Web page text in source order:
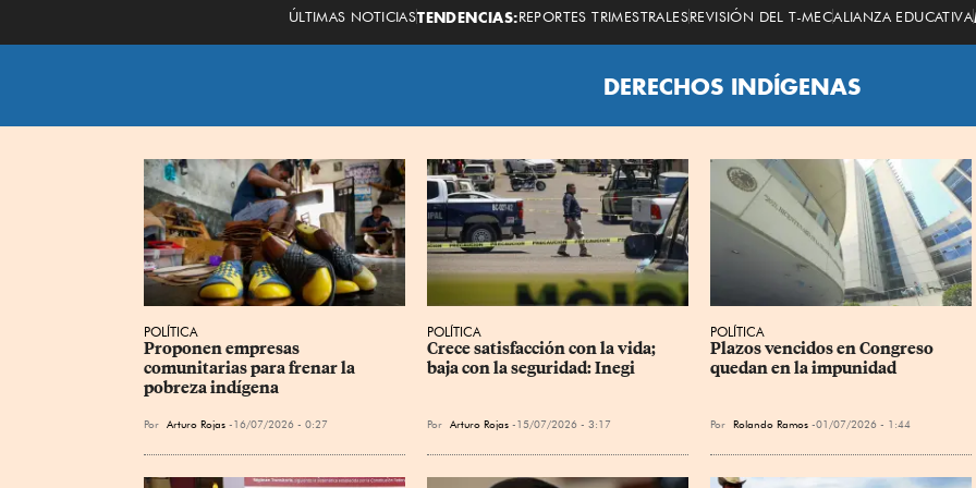
ÚLTIMAS NOTICIASTENDENCIAS:REPORTES TRIMESTRALESREVISIÓN DEL T-MECALIANZA EDUCATIVA
DERECHOS INDÍGENAS
POLÍTICA
Proponen empresas
comunitarias para frenar la
pobreza indígena
Por Arturo Rojas 16/07/2026 - 0:27
POLÍTICA
Crece satisfacción con la vida;
baja con la seguridad: Inegi
Por Arturo Rojas 15/07/2026 - 3:17
POLÍTICA
Plazos vencidos en Congreso
quedan en la impunidad
Por Rolando Ramos 01/07/2026 - 1:44